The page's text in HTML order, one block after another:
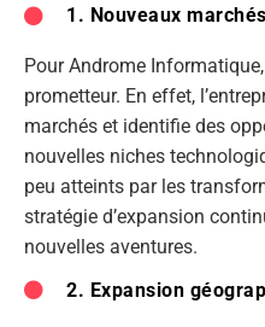
1. Nouveaux
Pour Androme Informatique,
prometteur. En effet,
marchés et identifie des
nouvelles niches
peu atteints par les
stratégie d’expansion
nouvelles aventures.
2. Expansion